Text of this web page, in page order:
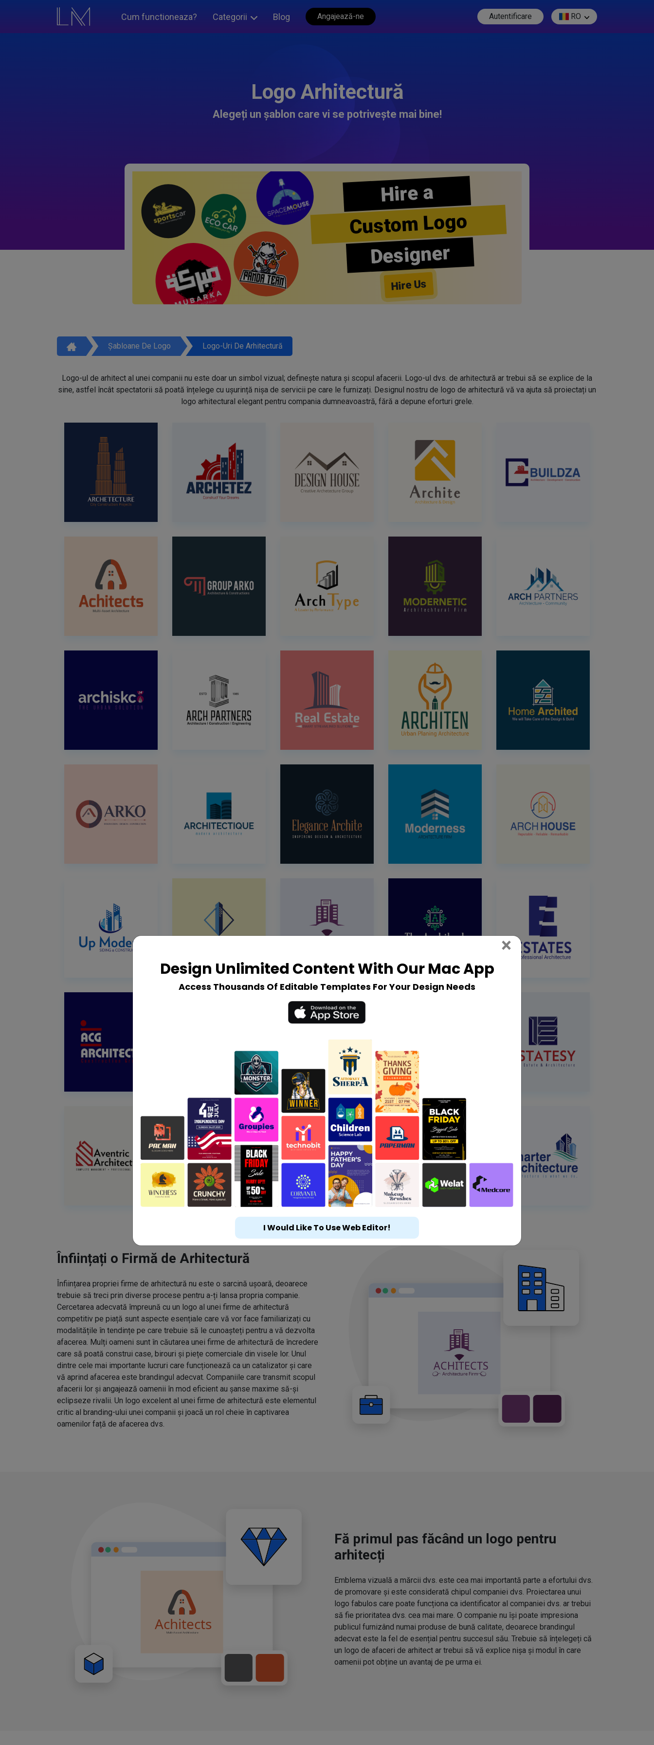
Cum functioneaza? Categorii Blog Angajează-ne Autentificare RO
Logo Arhitectură
Alegeți un șablon care vi se potrivește mai bine!
Hire a
Custom Logo
Designer
Hire Us
Șabloane De Logo Logo-Uri De Arhitectură
Logo-ul de arhitect al unei companii nu este doar un simbol vizual; definește natura și scopul afacerii. Logo-ul dvs. de arhitectură ar trebui să se explice de la
sine, astfel încât spectatorii să poată înțelege cu ușurință nișa de servicii pe care le furnizați. Designul nostru de logo de arhitectură vă va ajuta să proiectați un
logo arhitectural elegant pentru compania dumneavoastră, fără a depune eforturi grele.
Înființați o Firmă de Arhitectură
Înființarea propriei firme de arhitectură nu este o sarcină ușoară, deoarece
trebuie să treci prin diverse procese pentru a-ți lansa propria companie.
Cercetarea adecvată împreună cu un logo al unei firme de arhitectură
competitiv pe piață sunt aspecte esențiale care vă vor face familiarizați cu
modalitățile în tendințe pe care trebuie să le cunoașteți pentru a vă dezvolta
afacerea. Mulți oameni sunt în căutarea unei firme de arhitectură de încredere
care să poată construi case, birouri și piețe comerciale din visele lor. Unul
dintre cele mai importante lucruri care funcționează ca un catalizator și care
vă aprind afacerea este brandingul adecvat. Companiile care transmit scopul
afacerii lor și angajează oamenii în mod eficient au șanse maxime să-și
eclipseze rivalii. Un logo excelent al unei firme de arhitectură este elementul
critic al branding-ului unei companii și joacă un rol cheie în captivarea
oamenilor față de afacerea dvs.
Fă primul pas făcând un logo pentru
arhitecți
Emblema vizuală a mărcii dvs. este cea mai importantă parte a efortului dvs.
de promovare și este considerată chipul companiei dvs. Proiectarea unui
logo fabulos care poate funcționa ca identificator al companiei dvs. ar trebui
să fie prioritatea dvs. cea mai mare. O companie nu își poate impresiona
publicul furnizând numai produse de bună calitate, deoarece brandingul
adecvat este la fel de esențial pentru succesul său. Trebuie să înțelegeți că
un logo de afaceri de arhitect ar trebui să vă explice nișa și modul în care
oamenii pot obține un avantaj de pe urma ei.
Design Unlimited Content With Our Mac App
Access Thousands Of Editable Templates For Your Design Needs
× Close
I Would Like To Use Web Editor!